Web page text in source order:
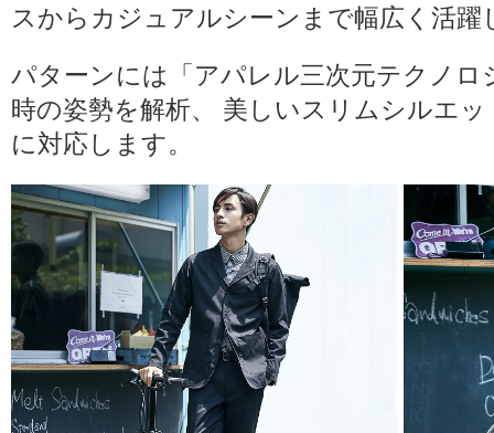
スからカジュアルシーンまで幅広く活躍
パターンには「アパレル三次元テクノロ
時の姿勢を解析、 美しいスリムシルエ
に対応します。